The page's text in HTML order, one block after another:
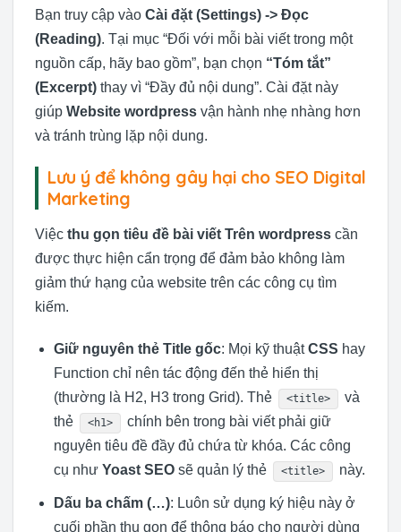
Bạn truy cập vào Cài đặt (Settings) -> Đọc
(Reading). Tại mục “Đối với mỗi bài viết trong một
nguồn cấp, hãy bao gồm”, bạn chọn “Tóm tắt”
(Excerpt) thay vì “Đầy đủ nội dung”. Cài đặt này
giúp Website wordpress vận hành nhẹ nhàng hơn
và tránh trùng lặp nội dung.
Lưu ý để không gây hại cho SEO Digital
Marketing
Việc thu gọn tiêu đề bài viết Trên wordpress cần
được thực hiện cẩn trọng để đảm bảo không làm
giảm thứ hạng của website trên các công cụ tìm
kiếm.
Giữ nguyên thẻ Title gốc: Mọi kỹ thuậtCSS hay
Function chỉ nên tác động đến thẻ hiển thị
(thường là H2, H3 trong Grid). Thẻ
<title>
và
thẻ
<h1>
chính bên trong bài viết phải giữ
nguyên tiêu đề đầy đủ chứa từ khóa. Các công
cụ như Yoast SEOsẽ quản lý thẻ <title> này.
Dấu ba chấm (…): Luôn sử dụng ký hiệu này ở
cuối phần thu gọn để thông báo cho người dùng